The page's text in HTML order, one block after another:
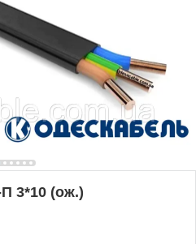
3*10 (ож.)